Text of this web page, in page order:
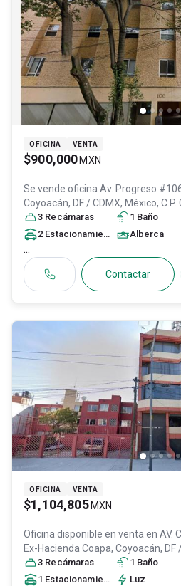
OFICINA VENTA
$900,000 MXN
Se vende oficina Av. Progreso
Coyoacán, DF / CDMX, México,
3 Recámaras 1 Baño
2 Estacionamiento s Alberca
...
Contactar
OFICINA VENTA
$1,104,805 MXN
Oficina disponible en venta en AV.
Ex-Hacienda Coapa, Coyoacán, DF
04980, ID:29157814
3 Recámaras 1 Baño
1 Estacionamiento Luz